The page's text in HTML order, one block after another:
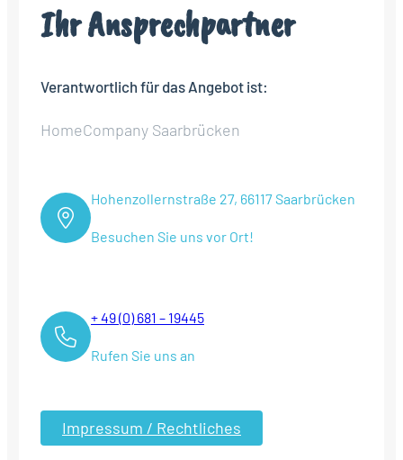
Ihr Ansprechpartner
Verantwortlich für das Angebot ist:
HomeCompany Saarbrücken
Hohenzollernstraße 27, 66117 Saarbrücken
Besuchen Sie uns vor Ort!
+ 49 (0) 681 – 19445
Rufen Sie uns an
Impressum / Rechtliches